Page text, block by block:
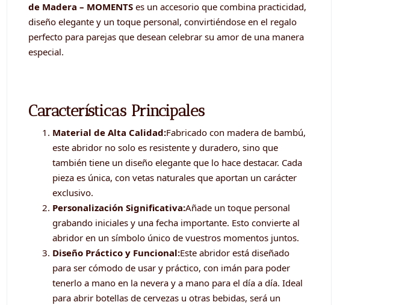
de Madera – MOMENTS es un accesorio que combina practicidad,
diseño elegante y un toque personal, convirtiéndose en el regalo
perfecto para parejas que desean celebrar su amor de una manera
especial.
Características Principales
Material de Alta Calidad:Fabricado con madera de bambú,
este abridor no solo es resistente y duradero, sino que
también tiene un diseño elegante que lo hace destacar. Cada
pieza es única, con vetas naturales que aportan un carácter
exclusivo.
Personalización Significativa:Añade un toque personal
grabando iniciales y una fecha importante. Esto convierte al
abridor en un símbolo único de vuestros momentos juntos.
Diseño Práctico y Funcional:Este abridor está diseñado
para ser cómodo de usar y práctico, con imán para poder
tenerlo a mano en la nevera y a mano para el día a día. Ideal
para abrir botellas de cervezas u otras bebidas, será un